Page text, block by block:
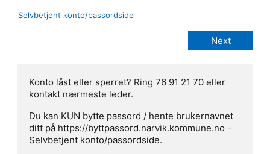
Selvbetjent konto/passordside
Konto låst eller sperret? Ring 76 91 21 70 eller
kontakt nærmeste leder.
Du kan KUN bytte passord / hente brukernavnet
ditt på https://byttpassord.narvik.kommune.no -
Selvbetjent konto/passordside.